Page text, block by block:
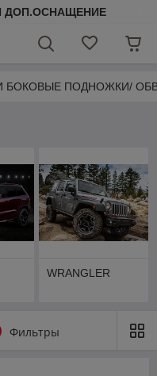
ДОП.ОСНАЩЕНИЕ
БОКОВЫЕ ПОДНОЖКИ/
WRANGLER
Фильтры